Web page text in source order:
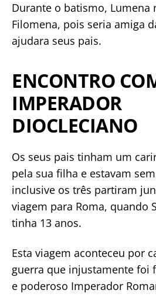
Durante o batismo, Lumena
Filomena, pois seria amiga
ajudara seus pais.
ENCONTRO
IMPERADOR
DIOCLECIANO
Os seus pais tinham um
pela sua filha e estavam
inclusive os três partiram
viagem para Roma, quando
tinha 13 anos.
Esta viagem aconteceu por
guerra que injustamente foi
e poderoso Imperador